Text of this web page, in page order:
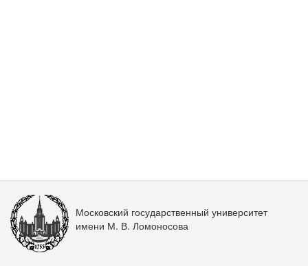
Московский государственный университет
имени М. В. Ломоносова